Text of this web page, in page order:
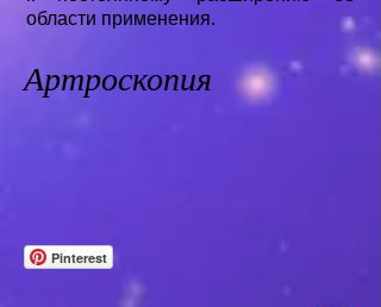
области применения.
Артроскопия
Pinterest